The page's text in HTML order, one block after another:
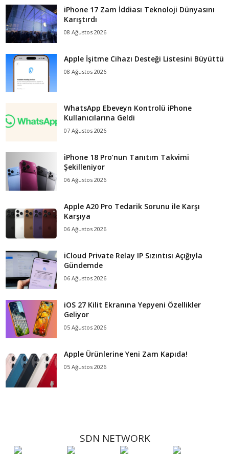
iPhone 17 Zam İddiası Teknoloji Dünyasını
Karıştırdı
08 Ağustos 2026
Apple İşitme Cihazı Desteği Listesini Büyüttü
08 Ağustos 2026
WhatsApp Ebeveyn Kontrolü iPhone
Kullanıcılarına Geldi
07 Ağustos 2026
iPhone 18 Pro’nun Tanıtım Takvimi
Şekilleniyor
06 Ağustos 2026
Apple A20 Pro Tedarik Sorunu ile Karşı
Karşıya
06 Ağustos 2026
iCloud Private Relay IP Sızıntısı Açığıyla
Gündemde
06 Ağustos 2026
iOS 27 Kilit Ekranına Yepyeni Özellikler
Geliyor
05 Ağustos 2026
Apple Ürünlerine Yeni Zam Kapıda!
05 Ağustos 2026
SDN NETWORK